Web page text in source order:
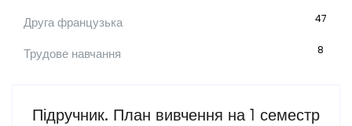
Друга французька 47
Трудове навчання 8
Підручник. План вивчення на 1 семестр